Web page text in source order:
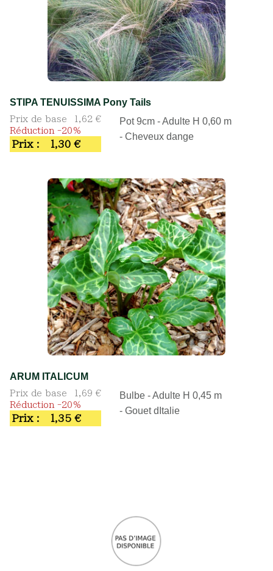
STIPA TENUISSIMA Pony Tails
Prix de base
1,62 €
Réduction -20%
Prix : 1,30 €
Pot 9cm - Adulte H 0,60 m
- Cheveux dange
ARUM ITALICUM
Prix de base
1,69 €
Réduction -20%
Prix : 1,35 €
Bulbe - Adulte H 0,45 m
- Gouet dItalie